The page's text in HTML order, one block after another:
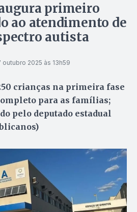
primeiro
ao atendimento de
autista
outubro 2025 às 13h59
crianças na primeira fase
para as famílias;
pelo deputado estadual